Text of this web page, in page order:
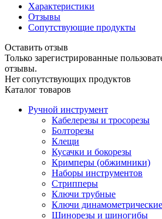
Характеристики
Отзывы
Сопутствующие продукты
Оставить отзыв
Только зарегистрированные
отзывы.
Нет сопутствующих продуктов
Каталог товаров
Ручной инструмент
Кабелерезы и тросорезы
Болторезы
Клещи
Кусачки и бокорезы
Кримперы (обжимники)
Наборы инструментов
Стрипперы
Ключи трубные
Ключи динамометрические
Шинорезы и шиногибы